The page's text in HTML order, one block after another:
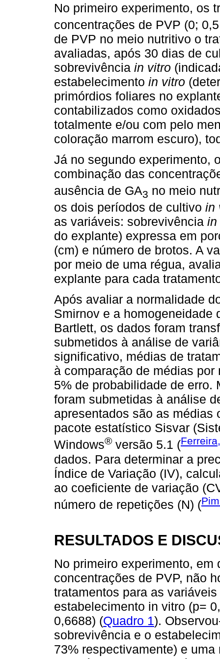
No primeiro experimento, os
concentrações de PVP (0;
de PVP no meio nutritivo o
avaliadas, após 30 dias de
sobrevivência in vitro
estabelecimento in vitro
primórdios foliares no
contabilizados como
totalmente e/ou com pelo
coloração marrom escuro),
Já no segundo experimento,
combinação das
ausência de GA3 no meio
os dois períodos de cultivo in
as variáveis: sobrevivência in
do explante) expressa em
(cm) e número de brotos. A
por meio de uma régua,
explante para cada
Após avaliar a normalidade
Smirnov e a homogeneidade
Bartlett, os dados foram
submetidos à análise de
significativo, médias de
à comparação de médias
5% de probabilidade de erro.
foram submetidas à análise
apresentados são as médias
pacote estatístico Sisvar
Windows® versão 5.1 (
dados. Para determinar a
Índice de Variação (IV),
ao coeficiente de variação
número de repetições (N) (
RESULTADOS E
No primeiro experimento,
concentrações de PVP, não
tratamentos para as
estabelecimento in vitro (p=
0,6688) (Quadro 1).
sobrevivência e o
73% respectivamente) e